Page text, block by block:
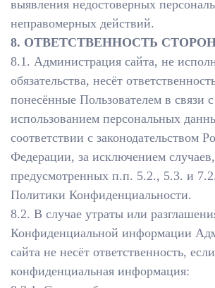
выявления недостоверных
неправомерных действий.
8. ОТВЕТСТВЕННОСТЬ
8.1. Администрация сайта, не
обязательства, несёт
понесённые Пользователем в связи
использованием персональных
соответствии с законодательством
Федерации, за исключением случаев,
предусмотренных п.п. 5.2., 5.3. и
Политики Конфиденциальности.
8.2. В случае утраты или
Конфиденциальной информации
сайта не несёт ответственность,
конфиденциальная информация: